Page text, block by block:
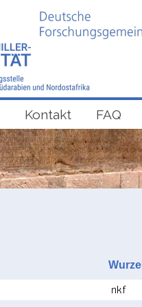
Kontakt FAQ
Wurzel
nkf